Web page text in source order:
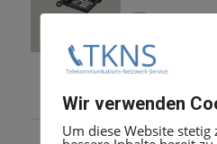
Wir verwenden
Um diese Website stetig